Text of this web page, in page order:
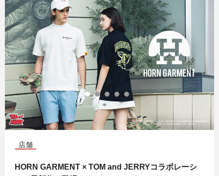
HORN GARMENT
2026年最新春夏コレクション発売開始